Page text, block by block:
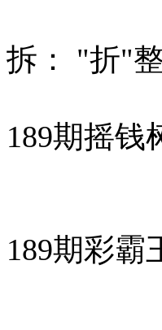
拆： "折"
189期摇钱
189期彩霸